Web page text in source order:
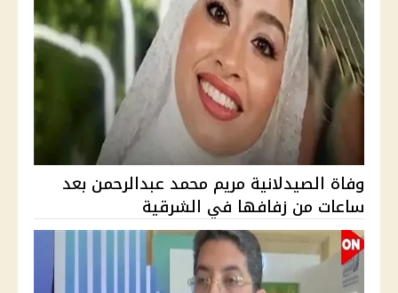
وفاة الصيدلانية مريم محمد عبدالرحمن بعد
ساعات من زفافها في الشرقية